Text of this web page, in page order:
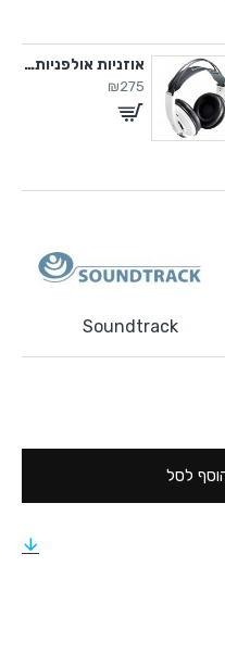
אוזניות אולפניות חצי פתוחות
₪275
Soundtrack
לסל